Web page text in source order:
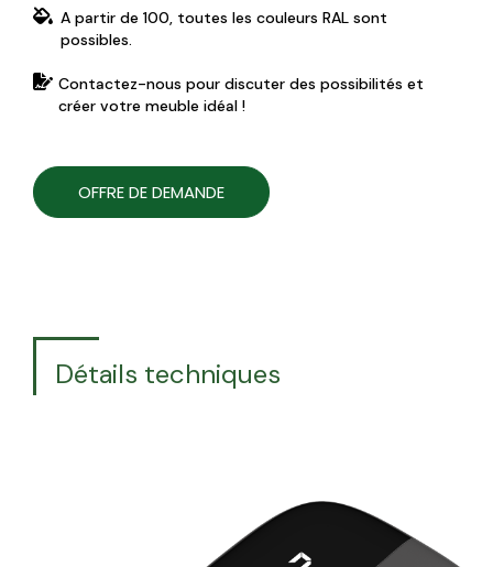
A partir de 100, toutes les couleurs RAL sont
possibles.
Contactez-nous pour discuter des possibilités et
créer votre meuble idéal !
OFFRE DE DEMANDE
Détails techniques